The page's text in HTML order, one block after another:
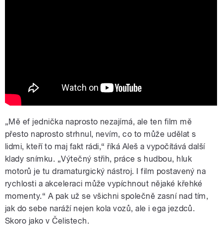
„Mě ef jednička naprosto nezajímá, ale ten film mě
přesto naprosto strhnul, nevím, co to může udělat s
lidmi, kteří to maj fakt rádi,“ říká Aleš a vypočítává další
klady snímku. „Výtečný střih, práce s hudbou, hluk
motorů je tu dramaturgický nástroj. I film postavený na
rychlosti a akceleraci může vypíchnout nějaké křehké
momenty.“ A pak už se všichni společně zasní nad tím,
jak do sebe naráží nejen kola vozů, ale i ega jezdců.
Skoro jako v Čelistech.